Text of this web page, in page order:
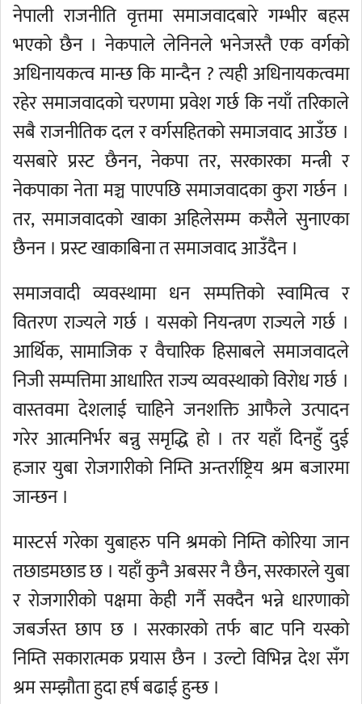
नेपाली राजनीति वृत्तमा समाजवादबारे गम्भीर बहस
भएको छैन । नेकपाले लेनिनले भनेजस्तै एक वर्गको
अधिनायकत्व मान्छ कि मान्दैन ? त्यही अधिनायकत्वमा
रहेर समाजवादको चरणमा प्रवेश गर्छ कि नयाँ तरिकाले
सबै राजनीतिक दल र वर्गसहितको समाजवाद आउँछ ।
यसबारे प्रस्ट छैनन, नेकपा तर, सरकारका मन्त्री र
नेकपाका नेता मञ्च पाएपछि समाजवादका कुरा गर्छन ।
तर, समाजवादको खाका अहिलेसम्म कसैले सुनाएका
छैनन । प्रस्ट खाकाबिना त समाजवाद आउँदैन ।
समाजवादी व्यवस्थामा धन सम्पत्तिको स्वामित्व र
वितरण राज्यले गर्छ । यसको नियन्त्रण राज्यले गर्छ ।
आर्थिक, सामाजिक र वैचारिक हिसाबले समाजवादले
निजी सम्पत्तिमा आधारित राज्य व्यवस्थाको विरोध गर्छ ।
वास्तवमा देशलाई चाहिने जनशक्ति आफैले उत्पादन
गरेर आत्मनिर्भर बन्नु समृद्धि हो । तर यहाँ दिनहुँ दुई
हजार युबा रोजगारीको निम्ति अन्तर्राष्ट्रिय श्रम बजारमा
जान्छन ।
मास्टर्स गरेका युबाहरु पनि श्रमको निम्ति कोरिया जान
तछाडमछाड छ । यहाँ कुनै अबसर नै छैन, सरकारले युबा
र रोजगारीको पक्षमा केही गर्नै सक्दैन भन्ने धारणाको
जबर्जस्त छाप छ । सरकारको तर्फ बाट पनि यस्को
निम्ति सकारात्मक प्रयास छैन । उल्टो विभिन्न देश सँग
श्रम सम्झौता हुदा हर्ष बढाई हुन्छ ।